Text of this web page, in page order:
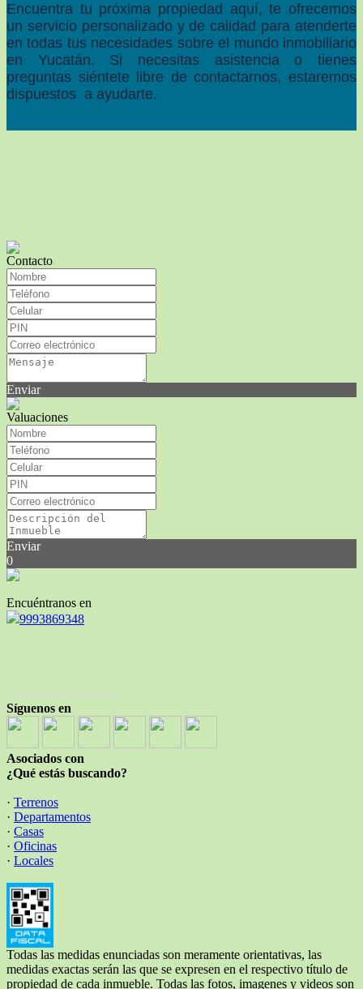
Encuentra tu próxima propiedad aquí, te ofrecemos
un servicio personalizado y de calidad para atenderte
en todas tus necesidades sobre el mundo inmobiliario
en Yucatán. Si necesitas asistencia o tienes
preguntas siéntete libre de contactarnos, estaremos
dispuestos  a ayudarte.
Contacto
Enviar
Valuaciones
Enviar
0
Encuéntranos en
9993869348
· Aviso de Privacidad
Síguenos en
Asociados con
¿Qué estás buscando?
· Terrenos
· Departamentos
· Casas
· Oficinas
· Locales
Todas las medidas enunciadas son meramente orientativas, las
medidas exactas serán las que se expresen en el respectivo título de
propiedad de cada inmueble. Todas las fotos, imagenes y videos son